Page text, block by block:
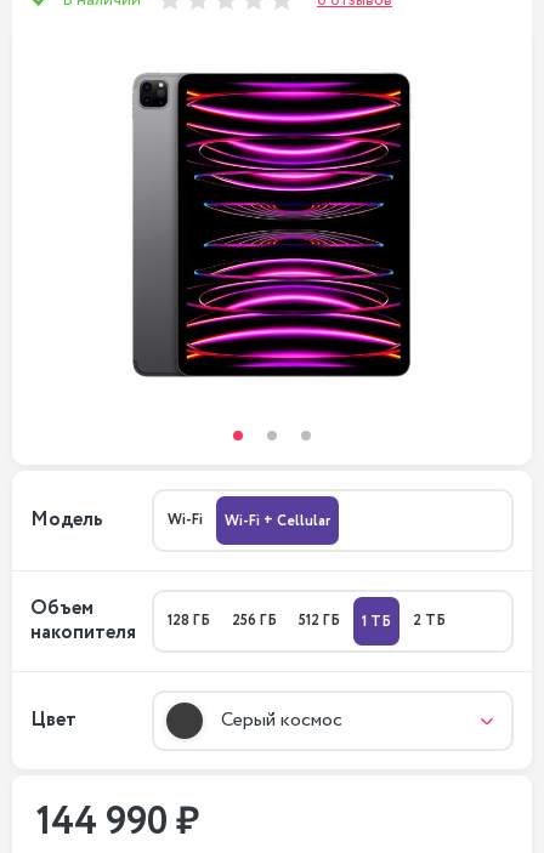
Модель Wi-Fi Wi-Fi + Cellular
Объем
накопителя
128 ГБ 256 ГБ 512 ГБ 1 ТБ 2 ТБ
Цвет Серый космос
144 990 ₽